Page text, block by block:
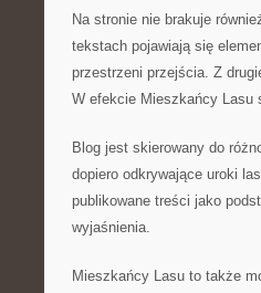
Na stronie nie brakuje
tekstach pojawiają się
przestrzeni przejścia. Z
W efekcie Mieszkańcy Lasu
Blog jest skierowany do
dopiero odkrywające uroki
publikowane treści jako
wyjaśnienia.
Mieszkańcy Lasu to także